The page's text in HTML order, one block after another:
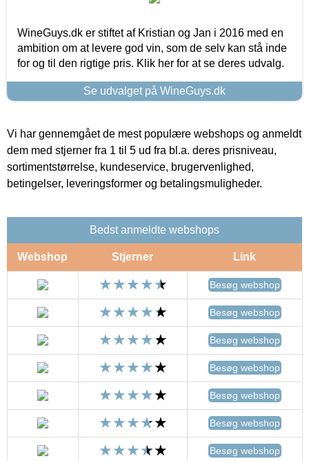
WineGuys.dk er stiftet af Kristian og Jan i 2016 med en
ambition om at levere god vin, som de selv kan stå inde
for og til den rigtige pris. Klik her for at se deres udvalg.
Se udvalget på WineGuys.dk
Vi har gennemgået de mest populære webshops og anmeldt
dem med stjerner fra 1 til 5 ud fra bl.a. deres prisniveau,
sortimentstørrelse, kundeservice, brugervenlighed,
betingelser, leveringsformer og betalingsmuligheder.
Bedst anmeldte webshops
Webshop Stjerner Link
Besøg webshop
Besøg webshop
Besøg webshop
Besøg webshop
Besøg webshop
Besøg webshop
Besøg webshop